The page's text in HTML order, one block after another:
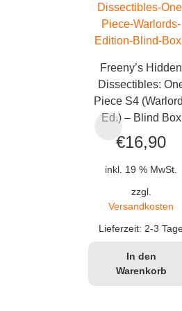
Freeny’s Hidden
Dissectibles:
Piece S4
Ed.) – Blind Box
€16,90
inkl. 19 % MwSt.
zzgl.
Versandkosten
Lieferzeit:2-3
In den
Warenkorb